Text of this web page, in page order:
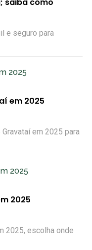
e seguro para
em 2025
em 2025 para
2025
2025, escolha onde